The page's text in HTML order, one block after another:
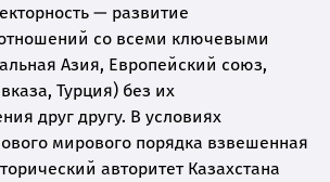
— развитие
со всеми ключевыми
Азия, Европейский союз,
Турция) без их
друг другу. В условиях
мирового порядка взвешенная
авторитет Казахстана